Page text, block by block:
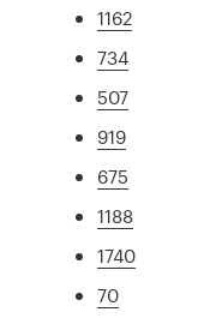
1162
734
507
919
675
1188
1740
70